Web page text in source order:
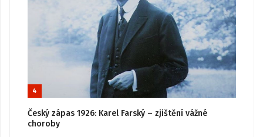
4
Český zápas 1926: Karel Farský – zjištění vážné
choroby